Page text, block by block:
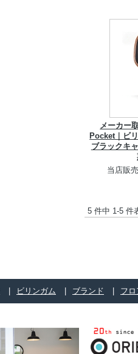
メーカー
Pocket｜ビ
ブラックキ
当店販
5 件中 1-5 件
ビリンガム ブランド フロ